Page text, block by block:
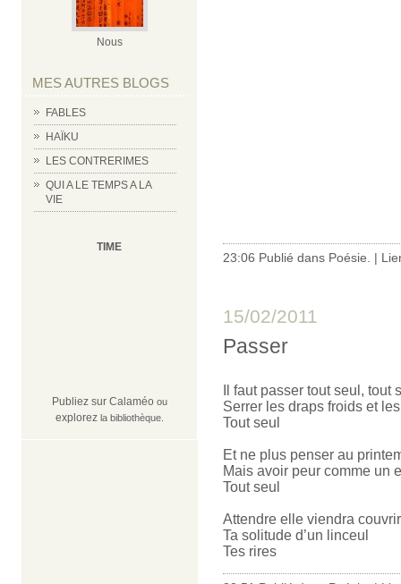
Nous
MES AUTRES BLOGS
FABLES
HAÏKU
LES CONTRERIMES
QUI A LE TEMPS A LA
VIE
TIME
Publiez sur Calaméo ou
explorez la bibliothèque.
23:06 Publié dans Poésie. |
15/02/2011
Passer
Il faut passer tout seul, tout
Serrer les draps froids et
Tout seul
Et ne plus penser au
Mais avoir peur comme un
Tout seul
Attendre elle viendra couvrir
Ta solitude d’un linceul
Tes rires